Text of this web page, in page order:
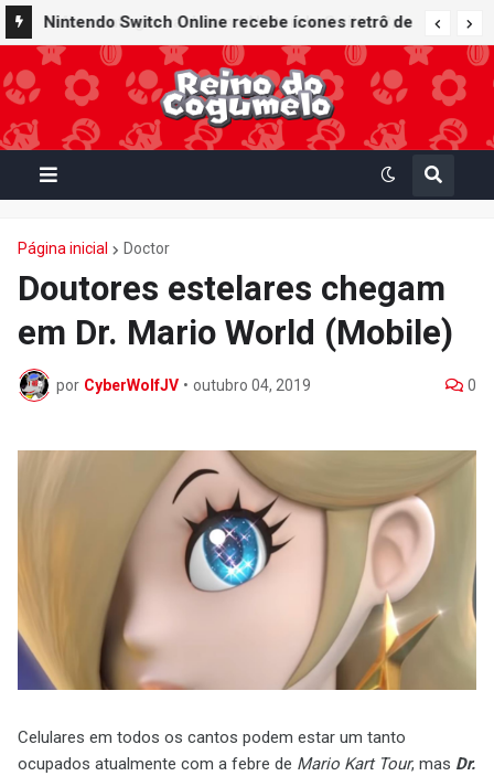
Nintendo Switch Online recebe ícones retrô de
Mario Paint (SNES) e Mario Kart: Super Circuit
(GBA)
Página inicial Doctor
Doutores estelares chegam
em Dr. Mario World (Mobile)
por CyberWolfJV • outubro 04, 2019 0
Celulares em todos os cantos podem estar um tanto
ocupados atualmente com a febre de Mario Kart Tour, mas Dr.